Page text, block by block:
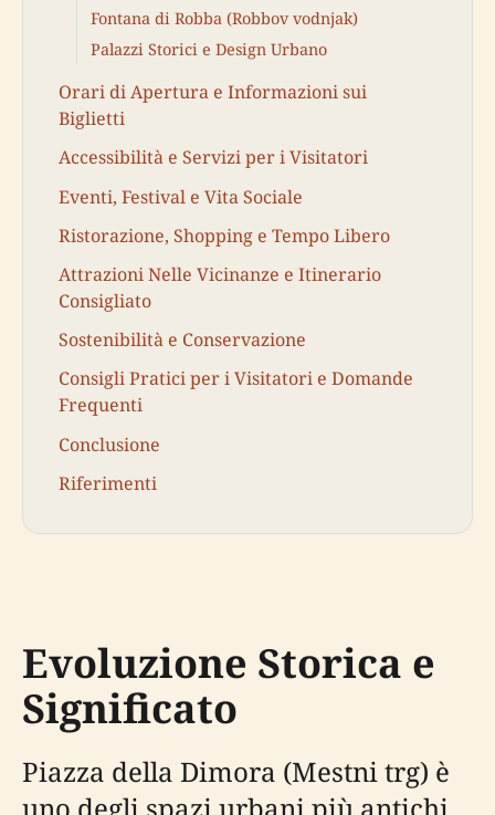
Fontana di Robba (Robbov vodnjak)
Palazzi Storici e Design Urbano
Orari di Apertura e Informazioni sui
Biglietti
Accessibilità e Servizi per i Visitatori
Eventi, Festival e Vita Sociale
Ristorazione, Shopping e Tempo Libero
Attrazioni Nelle Vicinanze e Itinerario
Consigliato
Sostenibilità e Conservazione
Consigli Pratici per i Visitatori e Domande
Frequenti
Conclusione
Riferimenti
Evoluzione Storica e
Significato
Piazza della Dimora (Mestni trg) è